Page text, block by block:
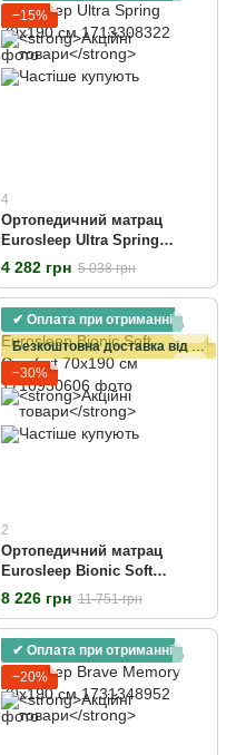
−15%
4
Ортопедичний матрац
Eurosleep Ultra Spring
70х190 см
4 282 грн 5 038 грн
✔ Оплата при отриманні
Безкоштовна доставка від 15000 грн
−30%
2
Ортопедичний матрац
Eurosleep Bionic Soft
Comfort 70х190 см
8 226 грн 11 751 грн
✔ Оплата при отриманні
−20%